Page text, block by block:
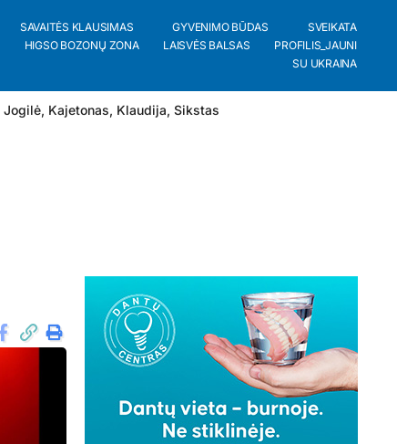
SAVAITĖS KLAUSIMAS GYVENIMO BŪDAS
SVEIKATA
HIGSO BOZONŲ ZONA LAISVĖS BALSAS
PROFILIS_JAUNI
SU UKRAINA
Jogilė, Kajetonas, Klaudija, Sikstas